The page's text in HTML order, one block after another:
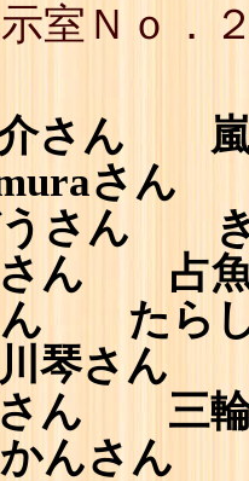
示室Ｎｏ
さん 嵐
さん
さん
さん 占
たらし
琴さん
ん 三輪
んさん